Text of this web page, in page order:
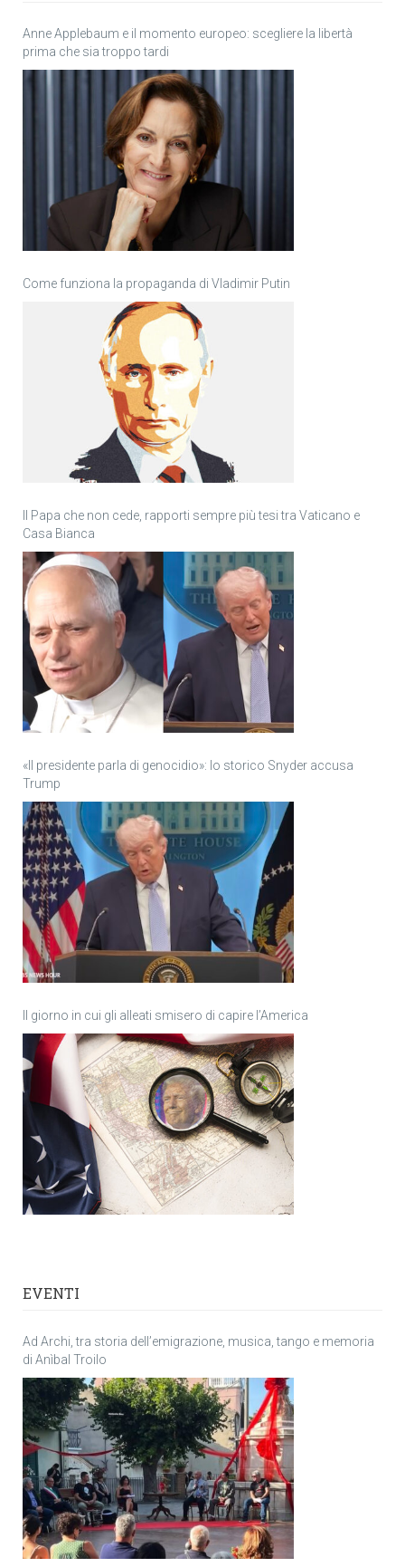
Anne Applebaum e il momento europeo: scegliere la libertà
prima che sia troppo tardi
Come funziona la propaganda di Vladimir Putin
Il Papa che non cede, rapporti sempre più tesi tra Vaticano e
Casa Bianca
«Il presidente parla di genocidio»: lo storico Snyder accusa
Trump
Il giorno in cui gli alleati smisero di capire l’America
EVENTI
Ad Archi, tra storia dell’emigrazione, musica, tango e memoria
di Anìbal Troilo